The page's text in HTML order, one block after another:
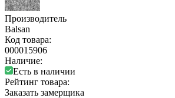
Производитель
Balsan
Код товара:
000015906
Наличие:
Есть в наличии
Рейтинг товара:
Заказать замерщика